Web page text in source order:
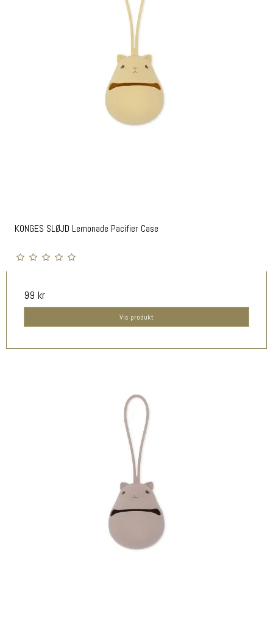
KONGES SLØJD Lemonade Pacifier Case
99 kr
Vis produkt